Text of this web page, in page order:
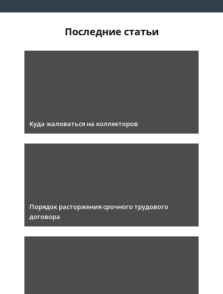
Последние статьи
Куда жаловаться на коллекторов
Порядок расторжения срочного трудового
договора